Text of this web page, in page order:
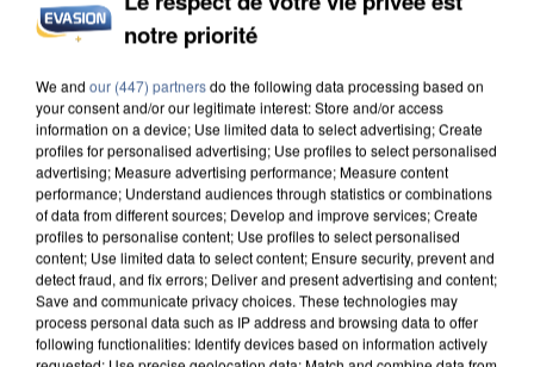
INCENDIES : L’ÎLE-DE-FRANCE LANCE UN ÉLAN
DE SOLIDARITÉ AVEC LES...
notre priorité
We and our (447) partnersdo the following data processing based on
your consent and/or our legitimate interest: Store and/or access
information on a device; Use limited data to select advertising; Create
profiles for personalised advertising; Use profiles to select personalised
advertising; Measure advertising performance; Measure content
performance; Understand audiences through statistics or combinations
of data from different sources; Develop and improve services; Create
profiles to personalise content; Use profiles to select personalised
content; Use limited data to select content; Ensure security, prevent and
detect fraud, and fix errors; Deliver and present advertising and content;
Save and communicate privacy choices. These technologies may
process personal data such as IP address and browsing data to offer
following functionalities: Identify devices based on information actively